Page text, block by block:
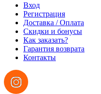
Вход
Регистрация
Доставка / Оплата
Скидки и бонусы
Как заказать?
Гарантия возврата
Контакты